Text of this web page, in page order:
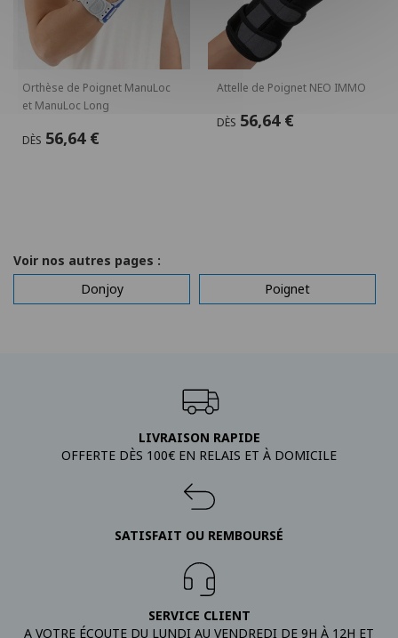
Orthèse de Poignet ManuLoc
et ManuLoc Long
DÈS 56,64 €
Attelle de Poignet NEO IMMO
DÈS 56,64 €
Voir nos autres pages :
Donjoy
Poignet
LIVRAISON RAPIDE
OFFERTE DÈS 100€ EN RELAIS ET À DOMICILE
SATISFAIT OU REMBOURSÉ
SERVICE CLIENT
A VOTRE ÉCOUTE DU LUNDI AU VENDREDI DE 9H À 12H ET